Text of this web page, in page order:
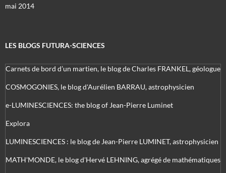
mai 2014
LES BLOGS FUTURA-SCIENCES
Carnets de bord d’un martien, le blog de Charles FRANKEL, géologue
COSMOGONIES, le blog d'Aurélien BARRAU, astrophysicien
e-LUMINESCIENCES: the blog of Jean-Pierre Luminet
Explora
LUMINESCIENCES : le blog de Jean-Pierre LUMINET, astrophysicien
MATH'MONDE, le blog d'Hervé LEHNING, agrégé de mathématiques